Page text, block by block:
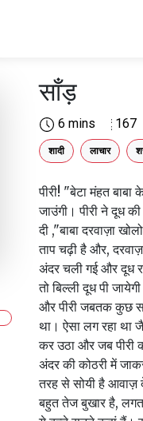
साँड़
6 mins 167
शादी लाचार
पीरी! "बेटा मंहत
जाउंगी। पीरी ने दूध
दी ,"बाबा दरवाज़ा
ताप चढ़ी है और,
अंदर चली गई और दूध
तो बिल्ली दूध पी
और पीरी जबतक कुछ
था। ऐसा लग रहा था
कर उठा और जब पीरी
अंदर की कोठरी में
तरह से सोयी है आवाज़
बहुत तेज बुखार है,